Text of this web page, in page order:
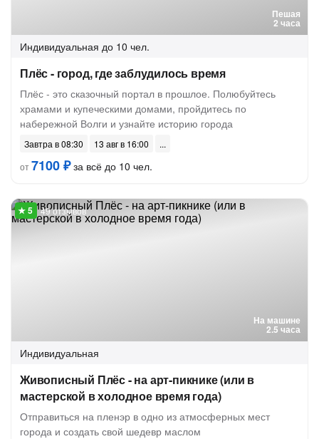
Пешая
2 часа
Индивидуальная до 10 чел.
Плёс - город, где заблудилось время
Плёс - это сказочный портал в прошлое. Полюбуйтесь
храмами и купеческими домами, пройдитесь по
набережной Волги и узнайте историю города
Завтра в 08:30
13 авг в 16:00
от7100 ₽за всё до 10 чел.
На машине
2.5 часа
49 отзывов
Индивидуальная
Живописный Плёс - на арт-пикнике (или в
мастерской в холодное время года)
Отправиться на пленэр в одно из атмосферных мест
города и создать свой шедевр маслом